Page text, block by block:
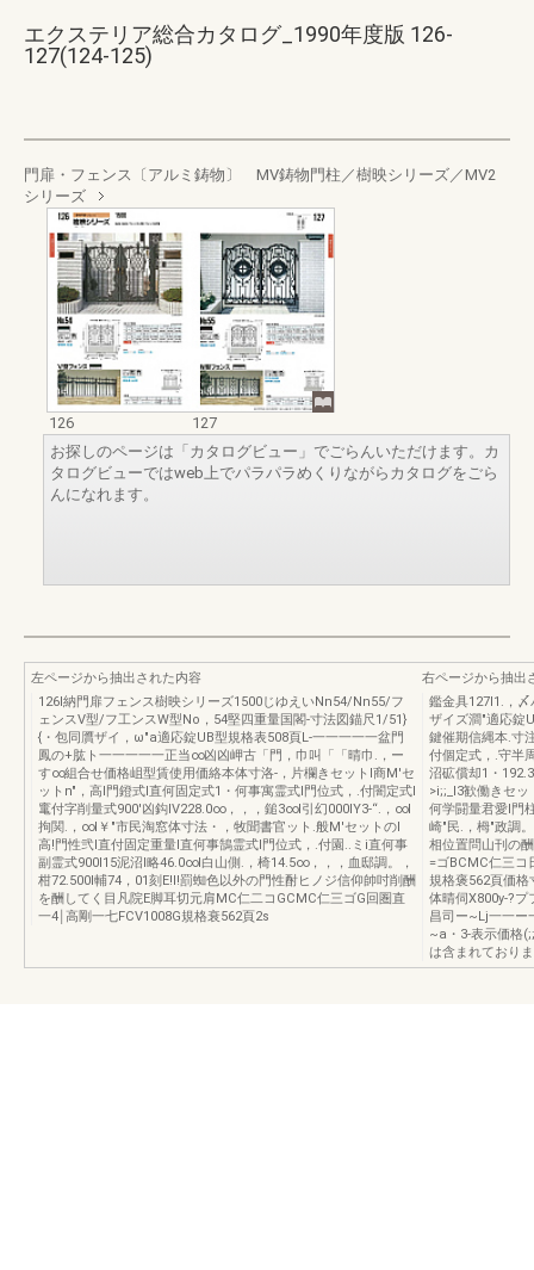
エクステリア総合カタログ_1990年度版 126-
127(124-125)
門扉・フェンス〔アルミ鋳物〕 MV鋳物門柱／樹映シリーズ／MV2
シリーズ
126
127
お探しのページは「カタログビュー」でごらんいただけます。カ
タログビューではweb上でパラパラめくりながらカタログをごら
んになれます。
左ページから抽出された内容
126I納門扉フェンス樹映シリーズ1500じゆえいNn54/Nn55/フ
ェンスV型/フ工ンスW型No，54堅四重量国閣-寸法図錨尺1/51}
{・包同贋ザイ，ω"a適応錠UB型規格表508頁L-一一一一一盆門
鳳の+肱ト一一一一一正当∞凶凶岬古「門，巾叫「「晴巾.，ー
す∞組合せ価格岨型賃使用価絡本体寸洛-，片欄きセットl商M'セ
ットn"，高l門鐙式l直何固定式1・何事寓霊式l門位式，.付闇定式l
竃付字削量式900'凶鈎IV228.0∞，，，鎚3∞l引幻000IY3-“.，∞l
拘関.，∞l￥"市民淘窓体寸法・，牧聞書官ット.般M'セットのl
高!門性弐l直付固定重量l直何事鵠霊式l門位式，.付園..ミi直何事
副霊式900I15泥沼l略46.0∞l白山側.，椅14.5∞，，，血邸調。，
柑72.500I輔74，01刻E!I!罰蜘色以外の門性酎ヒノジ信仰帥吋削酬
を酬してく目凡院E脚耳切元肩MC仁二コGCMC仁三ゴG回圏直
一4￨高剛一七FCV1008G規格衰562頁2s
右ページから抽出
鑑金具127I1.，
ザイズ澗"適応錠
鍵催期信縄本.寸
付個定式，.守半
沼砿償却1・
>i;;_I3歓働きセ
何学闘量君愛l門
崎"民.，栂"政調
相位置問山刊の
=ゴBCMC仁三コ
規格褒562頁価格
体晴伺X800y-?プ
昌司ー~Lj一一ー
~a・3-表示価格
は含まれており